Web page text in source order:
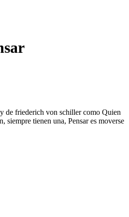
y de friederich von schiller como Quien
siempre tienen una, Pensar es moverse